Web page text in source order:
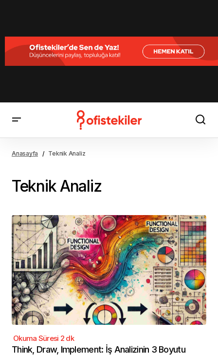
Anasayfa Teknik Analiz
Teknik Analiz
Think, Draw, Implement: İş Analizinin 3 Boyutu